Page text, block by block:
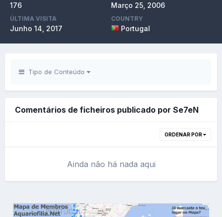
176 Março 25, 2006
ÚLTIMA VISITA
Junho 14, 2017
COUNTRY
Portugal
Tipo de Conteúdo
Comentários de ficheiros publicado por Se7eN
ORDENAR POR
Ainda não há nada aqui